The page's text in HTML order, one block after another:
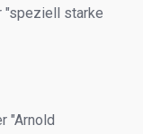
"speziell starke
"Arnold